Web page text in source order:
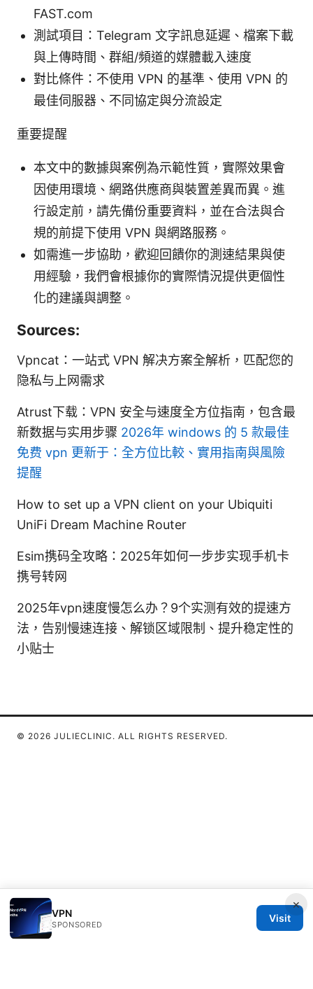
FAST.com
測試項目：Telegram 文字訊息延遲、檔案下載
與上傳時間、群組/頻道的媒體載入速度
對比條件：不使用 VPN 的基準、使用 VPN 的
最佳伺服器、不同協定與分流設定
重要提醒
本文中的數據與案例為示範性質，實際效果會
因使用環境、網路供應商與裝置差異而異。進
行設定前，請先備份重要資料，並在合法與合
規的前提下使用 VPN 與網路服務。
如需進一步協助，歡迎回饋你的測速結果與使
用經驗，我們會根據你的實際情況提供更個性
化的建議與調整。
Sources:
Vpncat：一站式 VPN 解决方案全解析，匹配您的
隐私与上网需求
Atrust下载：VPN 安全与速度全方位指南，包含最
新数据与实用步骤 2026年 windows 的 5 款最佳
免费 vpn 更新于：全方位比較、實用指南與風險
提醒
How to set up a VPN client on your Ubiquiti
UniFi Dream Machine Router
Esim携码全攻略：2025年如何一步步实现手机卡
携号转网
2025年vpn速度慢怎么办？9个实测有效的提速方
法，告别慢速连接、解锁区域限制、提升稳定性的
小贴士
×
VPN
SPONSORED
Visit
© 2026 JULIECLINIC. ALL RIGHTS RESERVED.